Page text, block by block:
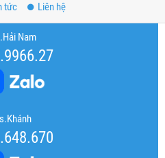
tức Liên hệ
Nam